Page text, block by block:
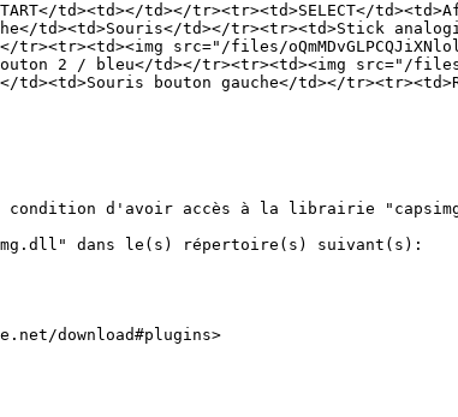
td><td></td></tr><tr><td>SELECT</
td><td>Souris</td></tr><tr><td>Stick
tr><tr><td><img src="/files/
2 / bleu</td></tr><tr><td><img src="/files/
bouton gauche</td></
condition d'avoir accès à la librairie
dans le(s) répertoire(s) suivant(s):
download#plugins>